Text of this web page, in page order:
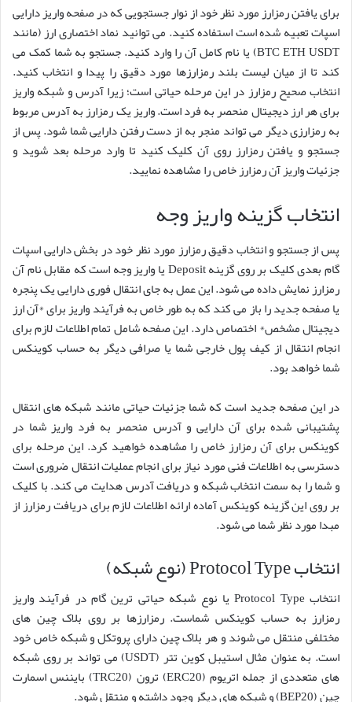
برای یافتن رمزارز مورد نظر خود از نوار جستجویی که در صفحه واریز دارایی
اسپات تعبیه شده است استفاده کنید. می توانید نماد اختصاری ارز (مانند
BTC ETH USDT) یا نام کامل آن را وارد کنید. جستجو به شما کمک می
کند تا از میان لیست بلند رمزارزها مورد دقیق را پیدا و انتخاب کنید.
انتخاب صحیح رمزارز در این مرحله حیاتی است؛ زیرا آدرس و شبکه واریز
برای هر ارز دیجیتال منحصر به فرد است. واریز یک رمزارز به آدرس مربوط
به رمزارزی دیگر می تواند منجر به از دست رفتن دارایی شما شود. پس از
جستجو و یافتن رمزارز روی آن کلیک کنید تا وارد مرحله بعد شوید و
جزئیات واریز آن رمزارز خاص را مشاهده نمایید.
انتخاب گزینه واریز وجه
پس از جستجو و انتخاب دقیق رمزارز مورد نظر خود در بخش دارایی اسپات
گام بعدی کلیک بر روی گزینه Deposit یا واریز وجه است که مقابل نام آن
رمزارز نمایش داده می شود. این عمل به جای انتقال فوری دارایی یک پنجره
یا صفحه جدید را باز می کند که به طور خاص به فرآیند واریز برای *آن ارز
دیجیتال مشخص* اختصاص دارد. این صفحه شامل تمام اطلاعات لازم برای
انجام انتقال از کیف پول خارجی شما یا صرافی دیگر به حساب کوینکس
شما خواهد بود.
در این صفحه جدید است که شما جزئیات حیاتی مانند شبکه های انتقال
پشتیبانی شده برای آن دارایی و آدرس منحصر به فرد واریز شما در
کوینکس برای آن رمزارز خاص را مشاهده خواهید کرد. این مرحله برای
دسترسی به اطلاعات فنی مورد نیاز برای انجام عملیات انتقال ضروری است
و شما را به سمت انتخاب شبکه و دریافت آدرس هدایت می کند. با کلیک
بر روی این گزینه کوینکس آماده ارائه اطلاعات لازم برای دریافت رمزارز از
مبدا مورد نظر شما می شود.
انتخاب Protocol Type (نوع شبکه)
انتخاب Protocol Type یا نوع شبکه حیاتی ترین گام در فرآیند واریز
رمزارز به حساب کوینکس شماست. رمزارزها بر روی بلاک چین های
مختلفی منتقل می شوند و هر بلاک چین دارای پروتکل و شبکه خاص خود
است. به عنوان مثال استیبل کوین تتر (USDT) می تواند بر روی شبکه
های متعددی از جمله اتریوم (ERC20) ترون (TRC20) بایننس اسمارت
چین (BEP20) و شبکه های دیگر وجود داشته و منتقل شود.